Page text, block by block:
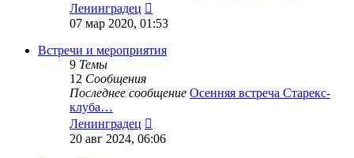
Ленинградец
к
сообщению
07 мар 2020, 01:53
Встречи и мероприятия
9 Темы
12 Сообщения
Последнее сообщение Осенняя встреча Старекс-
клуба…
Ленинградец
к
20 авг 2024, 06:06